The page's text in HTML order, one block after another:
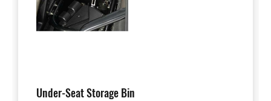
Under-Seat Storage Bin